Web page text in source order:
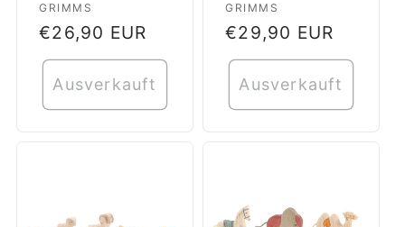
Anbieter:
GRIMMS
Normaler
Preis
€26,90 EUR
Ausverkauft
Anbieter:
GRIMMS
Normaler
Preis
€29,90 EUR
Ausverkauft